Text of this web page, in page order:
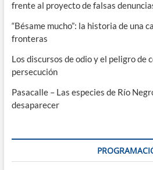
frente al proyecto de falsas
“Bésame mucho”: la historia de una
fronteras
Los discursos de odio y el peligro de
persecución
Pasacalle – Las especies de Río
desaparecer